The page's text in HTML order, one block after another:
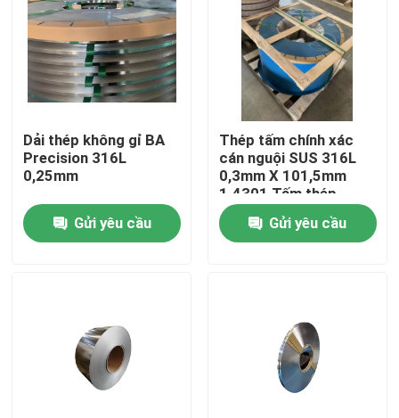
Về chúng tôi
Tham quan nhà máy
Kiểm soát chất lượng
Dải thép không gỉ 316L
Dải thép không gỉ BA
Precision 316L
0,25mm
Gửi yêu cầu
Thép tấm chính xác
cán nguội SUS 316L
0,3mm X 101,5mm
1.4301 Tấm thép
không gỉ
Gửi yêu cầu